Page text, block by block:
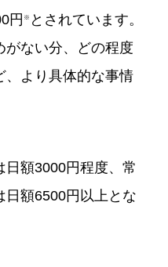
円 ※ とされています。
がない分、どの程度
、より具体的な事情
日額3000円程度、常
日額6500円以上とな